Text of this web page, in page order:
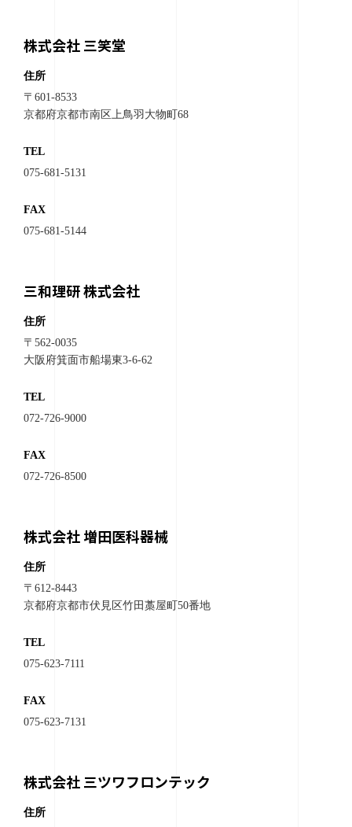
株式会社 三笑堂
住所
〒601-8533
京都府京都市南区上鳥羽大物町68
TEL
075-681-5131
FAX
075-681-5144
三和理研 株式会社
住所
〒562-0035
大阪府箕面市船場東3-6-62
TEL
072-726-9000
FAX
072-726-8500
株式会社 増田医科器械
住所
〒612-8443
京都府京都市伏見区竹田藁屋町50番地
TEL
075-623-7111
FAX
075-623-7131
株式会社 三ツワフロンテック
住所